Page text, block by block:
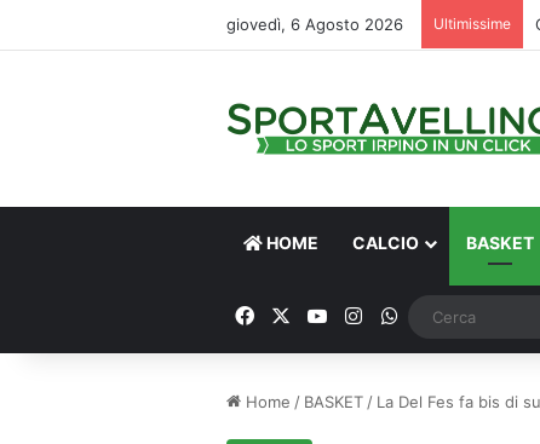
giovedì, 6 Agosto 2026 Ultimissime
HOME CALCIO BASKET
FacebookYou TubeInstagram
WhatsApp
Home / BASKET / La Del Fes fa bis di